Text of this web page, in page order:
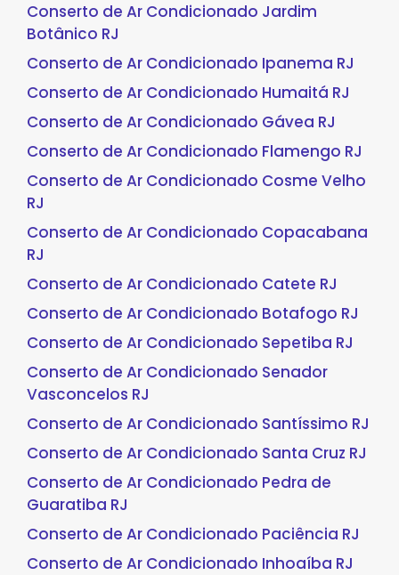
Conserto de Ar Condicionado Jardim
Botânico RJ
Conserto de Ar Condicionado Ipanema RJ
Conserto de Ar Condicionado Humaitá RJ
Conserto de Ar Condicionado Gávea RJ
Conserto de Ar Condicionado Flamengo RJ
Conserto de Ar Condicionado Cosme Velho
RJ
Conserto de Ar Condicionado Copacabana
RJ
Conserto de Ar Condicionado Catete RJ
Conserto de Ar Condicionado Botafogo RJ
Conserto de Ar Condicionado Sepetiba RJ
Conserto de Ar Condicionado Senador
Vasconcelos RJ
Conserto de Ar Condicionado Santíssimo RJ
Conserto de Ar Condicionado Santa Cruz RJ
Conserto de Ar Condicionado Pedra de
Guaratiba RJ
Conserto de Ar Condicionado Paciência RJ
Conserto de Ar Condicionado Inhoaíba RJ